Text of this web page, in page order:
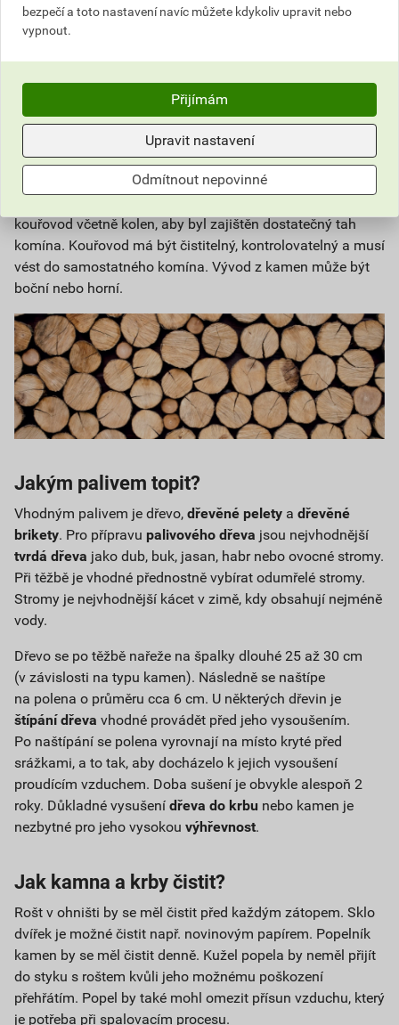
dvířek. Při provozu kamen má být sekundární přívod
3) Některá kamna jsou vybavena takéterciálním přívodem
, který je umístěn nad ohništěm. Terciální přívod
vzduchu zajišťuje dohoření spalin a snižuje tak emise
Minimální průměr kouřovodu je uveden vždy u konkrétních
kouřovod včetně kolen, aby byl zajištěn dostatečný tah
komína. Kouřovod má být čistitelný, kontrolovatelný a musí
vést do samostatného komína. Vývod z kamen může být
boční nebo horní.
Jakým palivem topit?
Vhodným palivem je dřevo, dřevěné pelety a dřevěné
brikety. Pro přípravu palivového dřeva jsou nejvhodnější
tvrdá dřeva jako dub, buk, jasan, habr nebo ovocné stromy.
Při těžbě je vhodné přednostně vybírat odumřelé stromy.
Stromy je nejvhodnější kácet v zimě, kdy obsahují nejméně
vody.
Dřevo se po těžbě nařeže na špalky dlouhé 25 až 30 cm
(v závislosti na typu kamen). Následně se naštípe
na polena o průměru cca 6 cm. U některých dřevin je
štípání dřeva vhodné provádět před jeho vysoušením.
Po naštípání se polena vyrovnají na místo kryté před
srážkami, a to tak, aby docházelo k jejich vysoušení
proudícím vzduchem. Doba sušení je obvykle alespoň 2
roky. Důkladné vysušení dřeva do krbu nebo kamen je
nezbytné pro jeho vysokou výhřevnost.
Jak kamna a krby čistit?
Rošt v ohništi by se měl čistit před každým zátopem. Sklo
dvířek je možné čistit např. novinovým papírem. Popelník
kamen by se měl čistit denně. Kužel popela by neměl přijít
do styku s roštem kvůli jeho možnému poškození
přehřátím. Popel by také mohl omezit přísun vzduchu, který
je potřeba při spalovacím procesu.
bezpečí a toto nastavení navíc můžete kdykoliv upravit nebo
vypnout.
Přijímám
Upravit nastavení
Odmítnout nepovinné